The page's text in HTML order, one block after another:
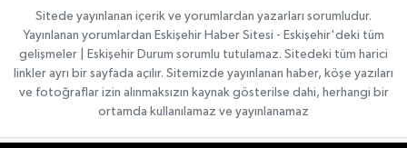
Sitede yayınlanan içerik ve yorumlardan yazarları sorumludur.
Yayınlanan yorumlardan Eskişehir Haber Sitesi - Eskişehir'deki tüm
gelişmeler | Eskişehir Durum sorumlu tutulamaz. Sitedeki tüm harici
linkler ayrı bir sayfada açılır. Sitemizde yayınlanan haber, köşe yazıları
ve fotoğraflar izin alınmaksızın kaynak gösterilse dahi, herhangi bir
ortamda kullanılamaz ve yayınlanamaz